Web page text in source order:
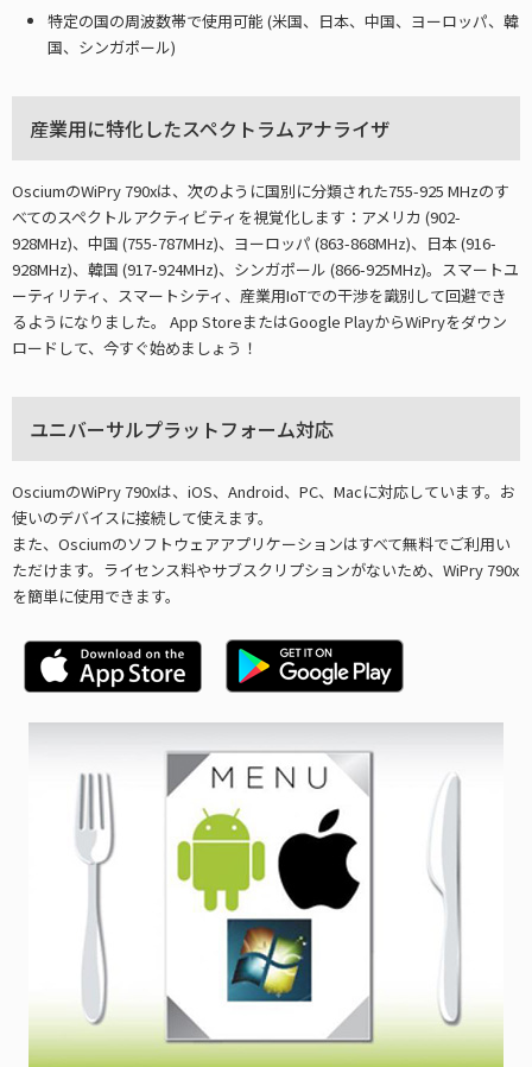
特定の国の周波数帯で使用可能 (米国、日本、中国、ヨーロッパ、韓
国、シンガポール)
産業用に特化したスペクトラムアナライザ
OsciumのWiPry 790xは、次のように国別に分類された755-925 MHzのす
べてのスペクトルアクティビティを視覚化します：アメリカ (902-
928MHz)、中国 (755-787MHz)、ヨーロッパ (863-868MHz)、日本 (916-
928MHz)、韓国 (917-924MHz)、シンガポール (866-925MHz)。スマートユ
ーティリティ、スマートシティ、産業用IoTでの干渉を識別して回避でき
るようになりました。 App StoreまたはGoogle PlayからWiPryをダウン
ロードして、今すぐ始めましょう！
ユニバーサルプラットフォーム対応
OsciumのWiPry 790xは、iOS、Android、PC、Macに対応しています。お
使いのデバイスに接続して使えます。
また、Osciumのソフトウェアアプリケーションはすべて無料でご利用い
ただけます。ライセンス料やサブスクリプションがないため、WiPry 790x
を簡単に使用できます。